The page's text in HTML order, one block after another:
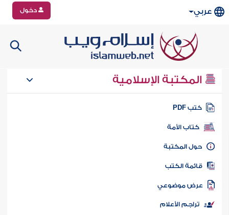
عربي دخول
المكتبة الإسلامية
كتب PDF
كتاب الأمة
المكتبة
الكتب
موضوعي